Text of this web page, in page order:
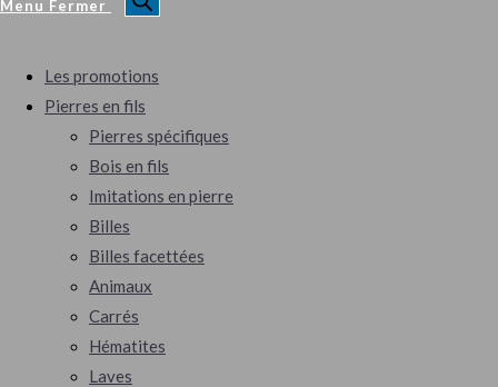
Menu Fermer
Les promotions
Pierres en fils
Pierres spécifiques
Bois en fils
Imitations en pierre
Billes
Billes facettées
Animaux
Carrés
Hématites
Laves